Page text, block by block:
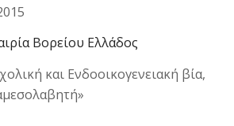
Βορείου Ελλάδος
και Ενδοοικογενειακή βία,